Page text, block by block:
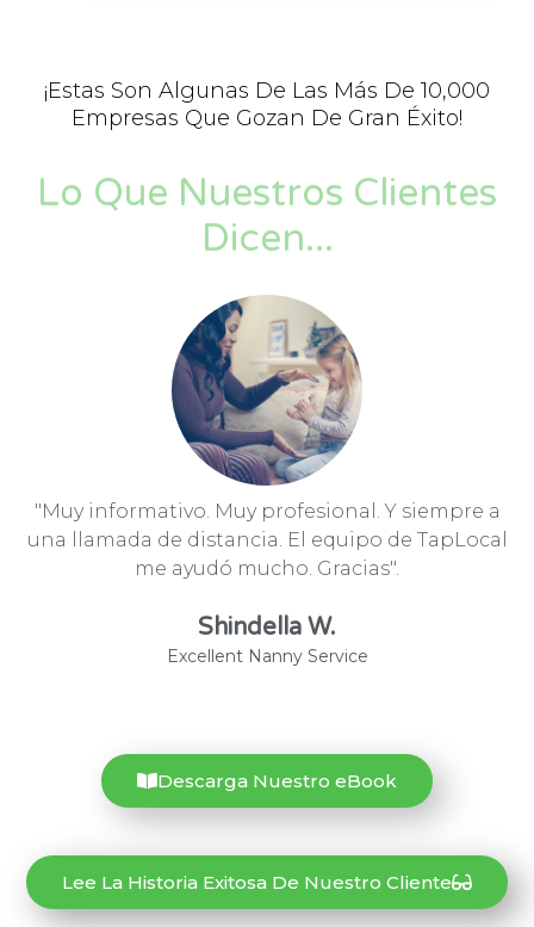
¡Estas Son Algunas De Las Más De 10,000
Empresas Que Gozan De Gran Éxito!
Lo Que Nuestros Clientes
Dicen...
"Muy informativo. Muy profesional. Y siempre a
una llamada de distancia. El equipo de TapLocal
me ayudó mucho. Gracias".
Shindella W.
Excellent Nanny Service
Descarga Nuestro eBook
Lee La Historia Exitosa De Nuestro Cliente